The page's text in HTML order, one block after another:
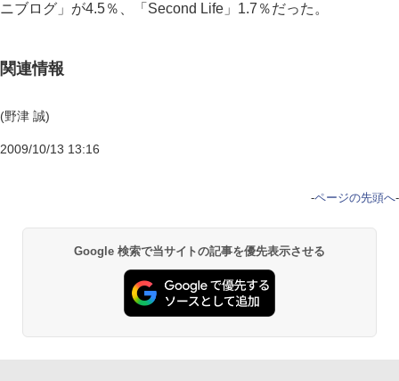
ニブログ」が4.5％、「Second Life」1.7％だった。
関連情報
(野津 誠)
2009/10/13 13:16
-ページの先頭へ-
Google 検索で当サイトの記事を優先表示させる